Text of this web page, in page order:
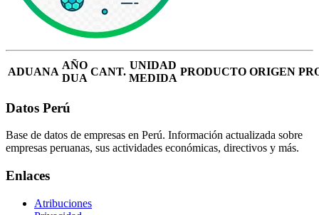
ADUANA
AÑO
DUA
CANT.
UNIDAD
MEDIDA
PRODUCTO ORIGEN
Datos Perú
Base de datos de empresas en Perú. Información actualizada sobre
empresas peruanas, sus actividades económicas, directivos y más.
Enlaces
Atribuciones